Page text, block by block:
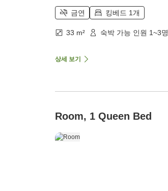
금연 킹베드 1개
33 m² 숙박 가능 인원 1~3명
상세 보기
Room, 1 Queen Bed